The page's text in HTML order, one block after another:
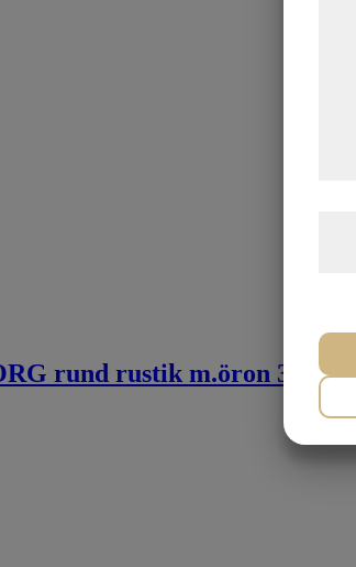
rund rustik m.öron 30 cm